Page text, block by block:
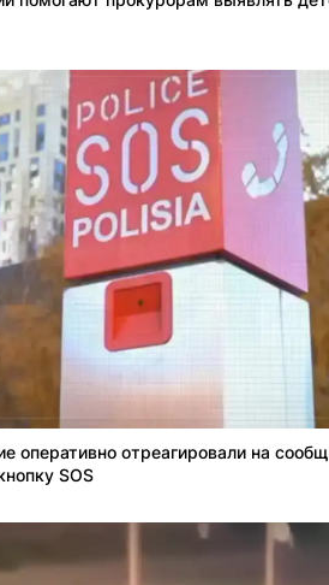
оперативно отреагировали на
SOS